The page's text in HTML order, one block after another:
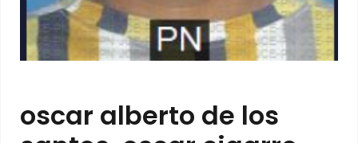
oscar alberto de los